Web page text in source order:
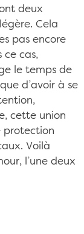
deux
Cela
pas encore
ce cas,
le temps de
d’avoir à se
cette union
protection
Voilà
l’une deux